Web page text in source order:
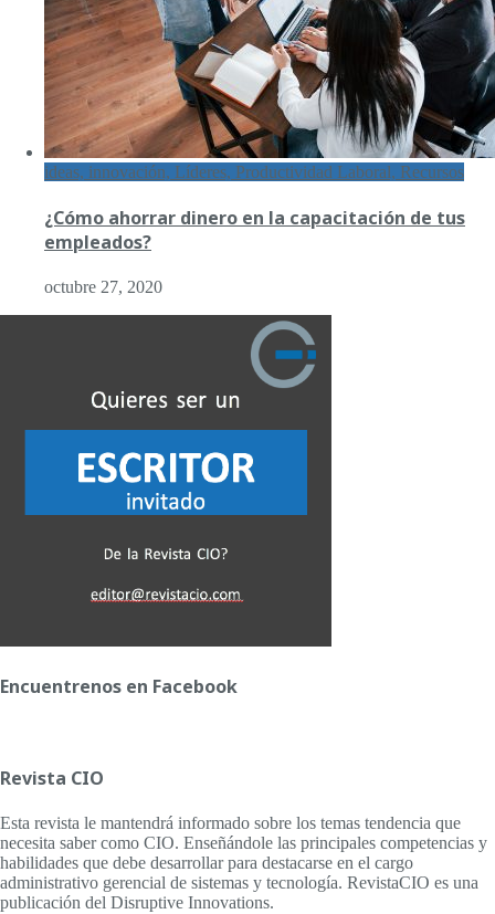
ideas, innovación, Líderes, Productividad Laboral, Recursos
¿Cómo ahorrar dinero en la capacitación de tus
empleados?
octubre 27, 2020
Encuentrenos en Facebook
Revista CIO
Esta revista le mantendrá informado sobre los temas tendencia que
necesita saber como CIO. Enseñándole las principales competencias y
habilidades que debe desarrollar para destacarse en el cargo
administrativo gerencial de sistemas y tecnología. RevistaCIO es una
publicación del Disruptive Innovations.